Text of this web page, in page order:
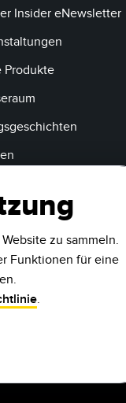
Insider eNewsletter
Produkte
1-888-3-
zu sammeln.
Funktionen für eine
.